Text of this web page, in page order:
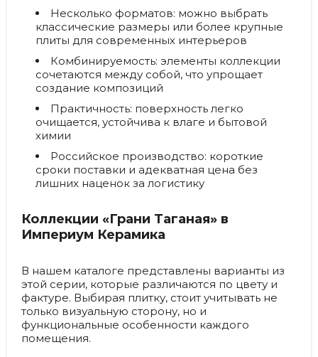
Несколько форматов: можно выбрать
классические размеры или более крупные
плиты для современных интерьеров
Комбинируемость: элементы коллекции
сочетаются между собой, что упрощает
создание композиций
Практичность: поверхность легко
очищается, устойчива к влаге и бытовой
химии
Российское производство: короткие
сроки поставки и адекватная цена без
лишних наценок за логистику
Коллекции «Грани Таганая» в
Империум Керамика
В нашем каталоге представлены варианты из
этой серии, которые различаются по цвету и
фактуре. Выбирая плитку, стоит учитывать не
только визуальную сторону, но и
функциональные особенности каждого
помещения.